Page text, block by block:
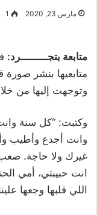
مارس 23, 2020 1
متابعة بتجـــــــــرد:
متابعيها بنشر صورة
وتوجهت إليها من
وكتبت: “كل سنة
وانت أجدع وأطيب
غيرك ولا حاجة. صعب
انت حبيبتي، أمي
اللي قلبها وجعها